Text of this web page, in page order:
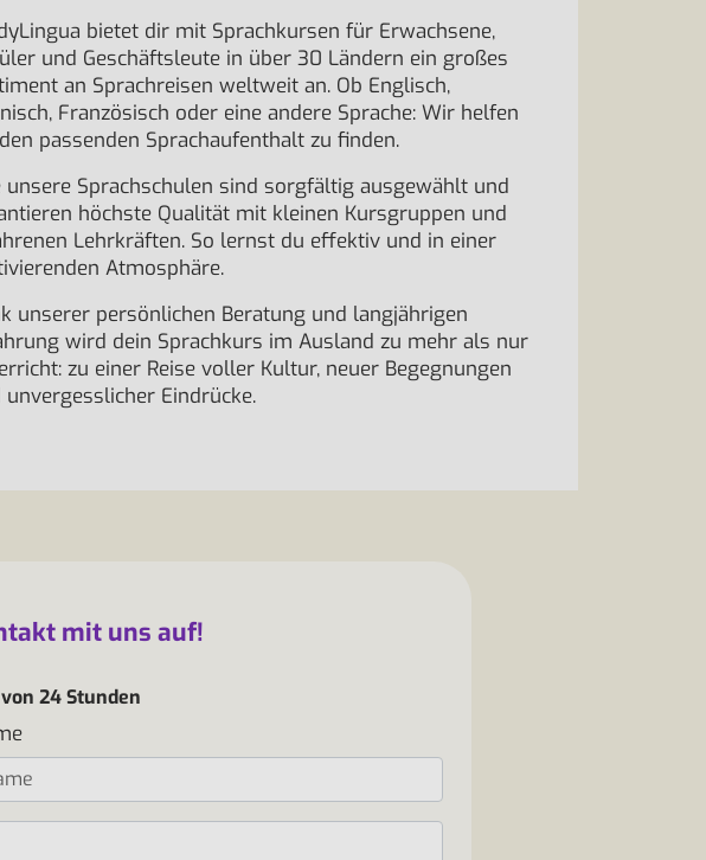
bietet dir mit Sprachkursen für Erwachsene,
und Geschäftsleute in über 30 Ländern ein großes
an Sprachreisen weltweit an. Ob Englisch,
Französisch oder eine andere Sprache: Wir helfen
passenden Sprachaufenthalt zu finden.
unsere Sprachschulen sind sorgfältig ausgewählt und
höchste Qualität mit kleinen Kursgruppen und
Lehrkräften. So lernst du effektiv und in einer
Atmosphäre.
unserer persönlichen Beratung und langjährigen
wird dein Sprachkurs im Ausland zu mehr als nur
zu einer Reise voller Kultur, neuer Begegnungen
unvergesslicher Eindrücke.
mit uns auf!
24 Stunden